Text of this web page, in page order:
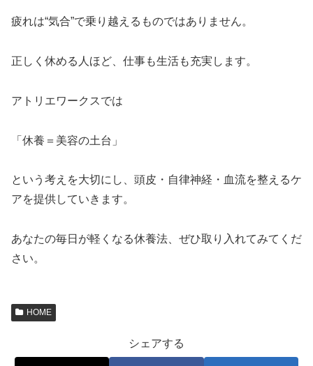
疲れは“気合”で乗り越えるものではありません。
正しく休める人ほど、仕事も生活も充実します。
アトリエワークスでは
「休養＝美容の土台」
という考えを大切にし、頭皮・自律神経・血流を整えるケ
アを提供していきます。
あなたの毎日が軽くなる休養法、ぜひ取り入れてみてくだ
さい。
HOME
シェアする